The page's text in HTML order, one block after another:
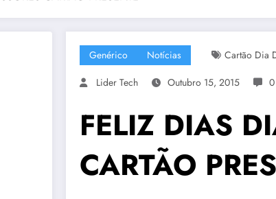
Genérico Notícias Cartão Dia
Lider Tech
Outubro 15, 2015
FELIZ DIAS
CARTÃO